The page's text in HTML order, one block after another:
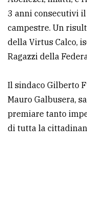
policy
Cookie
policy
3 anni consecutivi
campestre. Un
della Virtus Calco,
Ragazzi della
Il sindaco Gilberto
Mauro Galbusera,
premiare tanto
di tutta la